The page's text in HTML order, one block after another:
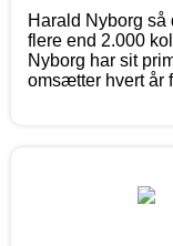
Harald Nyborg så
flere end 2.000
Nyborg har sit
omsætter hvert år